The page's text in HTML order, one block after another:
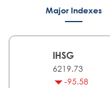
Major Indexes
IHSG
6219.73
-95.58